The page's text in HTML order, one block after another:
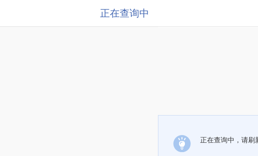
正在查询中
正在查询中，请刷